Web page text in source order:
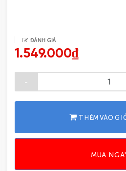
ĐÁNH GIÁ
1.549.000₫
-
THÊM VÀO
MUA